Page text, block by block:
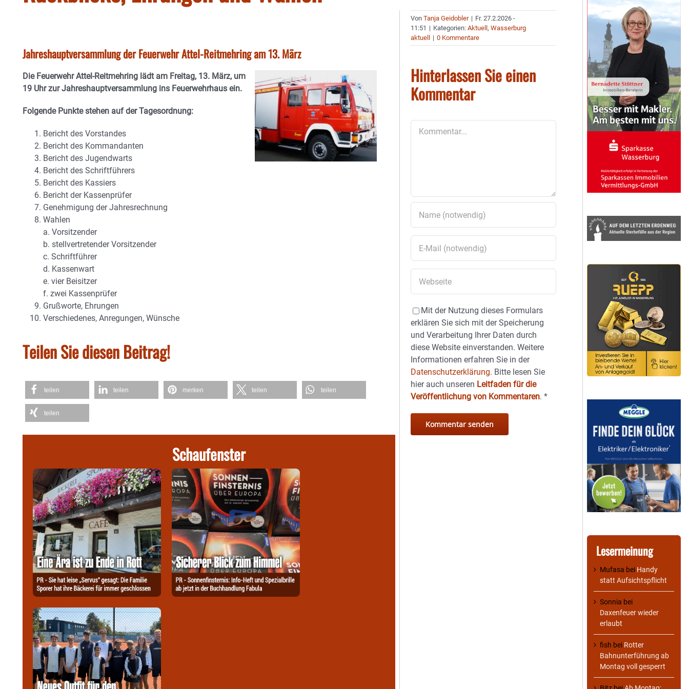
Jahreshauptversammlung der Feuerwehr Attel-Reitmehring am 13. März
Die Feuerwehr Attel-Reitmehring lädt am Freitag, 13. März, um
19 Uhr zur Jahreshauptversammlung ins Feuerwehrhaus ein.
Folgende Punkte stehen auf der Tagesordnung:
Bericht des Vorstandes
Bericht des Kommandanten
Bericht des Jugendwarts
Bericht des Schriftführers
Bericht des Kassiers
Bericht der Kassenprüfer
Genehmigung der Jahresrechnung
Wahlen
a. Vorsitzender
b. stellvertretender Vorsitzender
c. Schriftführer
d. Kassenwart
e. vier Beisitzer
f. zwei Kassenprüfer
Grußworte, Ehrungen
Verschiedenes, Anregungen, Wünsche
Teilen Sie diesen Beitrag!
teilen teilen merken teilen teilen
teilen
Schaufenster
VonTanja Geidobler | Fr. 27.2.2026 -
11:51 | Kategorien:Aktuell,Wasserburg
aktuell
| 0 Kommentare
Hinterlassen Sie einen
Kommentar
Mit der Nutzung dieses Formulars
erklären Sie sich mit der Speicherung
und Verarbeitung Ihrer Daten durch
diese Website einverstanden. Weitere
Informationen erfahren Sie in der
Datenschutzerklärung. Bitte lesen Sie
hier auch unseren Leitfaden für die
Veröffentlichung von Kommentaren.*
Lesermeinung
Mufasa bei Handy
statt Aufsichtspflicht
Sonnia bei
Daxenfeuer wieder
erlaubt
fish bei Rotter
Bahnunterführung ab
Montag voll gesperrt